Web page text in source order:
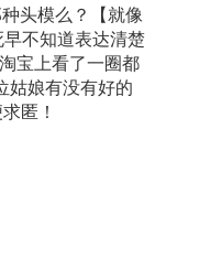
头模么？【就像
不知道表达清楚
宝上看了一圈都
姑娘有没有好的
匿！